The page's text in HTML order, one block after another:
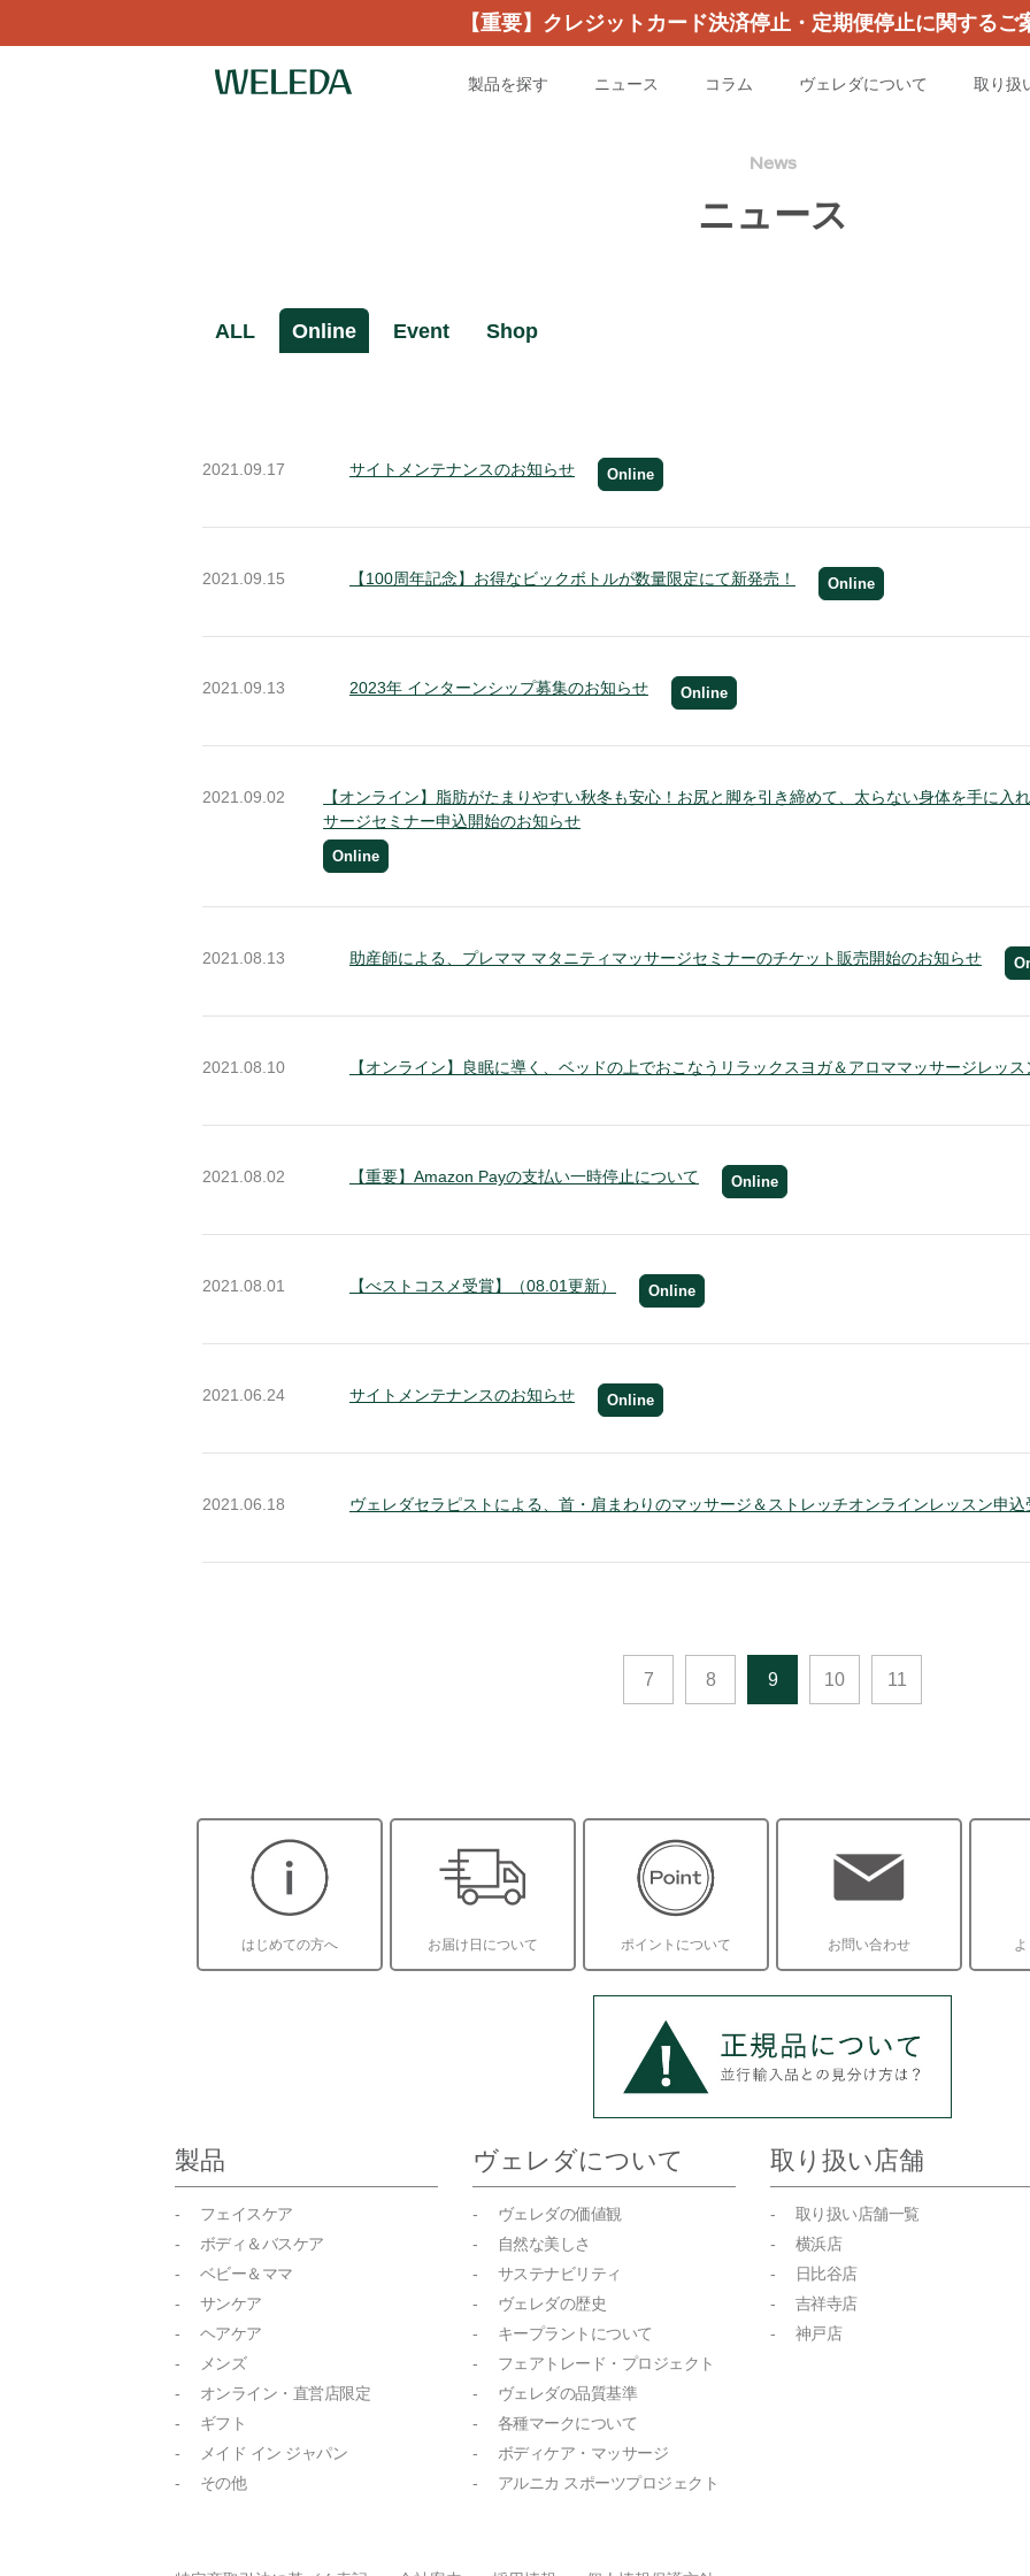
【重要】クレジットカード決済停止・定期便停止に関するご
製品を探す ニュース コラム ヴェレダについて 取り扱
News
ニュース
ALL Online Event Shop
2021.09.17 サイトメンテナンスのお知らせ Online
2021.09.15 【100周年記念】お得なビックボトルが数量限定にて新発売！ Online
2021.09.13 2023年 インターンシップ募集のお知らせ Online
2021.09.02
【オンライン】脂肪がたまりやすい秋冬も安心！お尻と脚を引き締めて、太らない身体を手に入
サージセミナー申込開始のお知らせ
Online
2021.08.13 助産師による、プレママ マタニティマッサージセミナーのチケット販売開始のお知らせ
2021.08.10 【オンライン】良眠に導く、ベッドの上でおこなうリラックスヨガ＆アロママッサージレッ
2021.08.02 【重要】Amazon Payの支払い一時停止について Online
2021.08.01 【べストコスメ受賞】（08.01更新） Online
2021.06.24 サイトメンテナンスのお知らせ Online
2021.06.18 ヴェレダセラピストによる、首・肩まわりのマッサージ＆ストレッチオンラインレッスン申込
7 8 9 10 11
はじめての方へ お届け日について ポイントについて お問い合わせ
製品
- フェイスケア
- ボディ＆バスケア
- ベビー＆ママ
- サンケア
- ヘアケア
- メンズ
- オンライン・直営店限定
- ギフト
- メイド イン ジャパン
- その他
ヴェレダについて
- ヴェレダの価値観
- 自然な美しさ
- サステナビリティ
- ヴェレダの歴史
- キープラントについて
- フェアトレード・プロジェクト
- ヴェレダの品質基準
- 各種マークについて
- ボディケア・マッサージ
- アルニカ スポーツプロジェクト
取り扱い店舗
- 取り扱い店舗一覧
- 横浜店
- 日比谷店
- 吉祥寺店
- 神戸店